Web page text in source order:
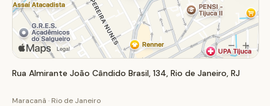
Rua Almirante João Cândido Brasil, 134, Rio de Janeiro, RJ
Maracanã · Rio de Janeiro